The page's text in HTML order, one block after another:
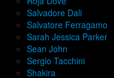
Salvadore Dali
Salvatore Ferragamo
Sarah Jessica Parker
Sean John
Sergio Tacchini
Shakira